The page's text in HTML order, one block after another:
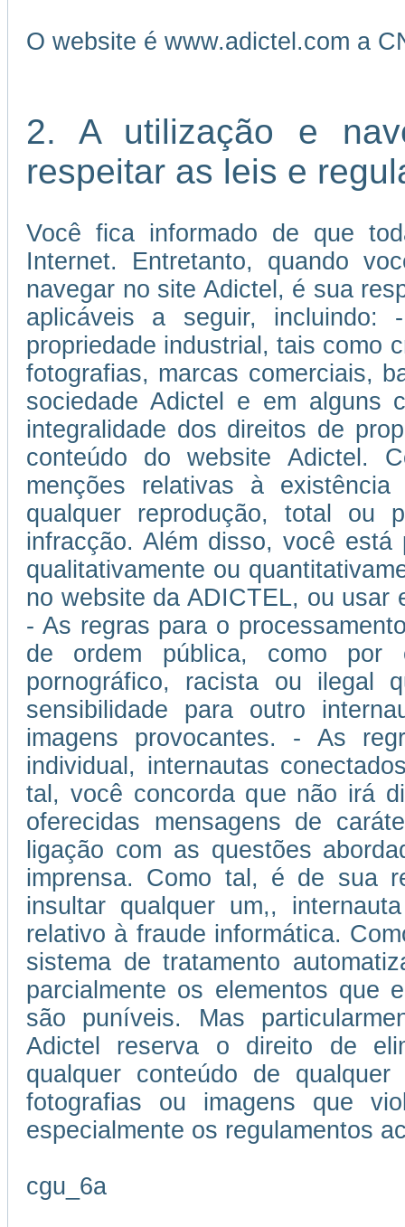
O website é www.adictel.com a
2. A utilização e
respeitar as leis e
Você fica informado de que
Internet. Entretanto, quando
navegar no site Adictel, é sua
aplicáveis a seguir,
propriedade industrial, tais como
fotografias, marcas comerciais,
sociedade Adictel e em alguns
integralidade dos direitos de
conteúdo do website Adictel.
menções relativas à
qualquer reprodução, total ou
infracção. Além disso, você
qualitativamente ou
no website da ADICTEL, ou usar
- As regras para o
de ordem pública, como por
pornográfico, racista ou ilegal
sensibilidade para outro
imagens provocantes. - As
individual, internautas
tal, você concorda que não irá
oferecidas mensagens de
ligação com as questões
imprensa. Como tal, é de sua
insultar qualquer um,,
relativo à fraude informática.
sistema de tratamento
parcialmente os elementos que
são puníveis. Mas
Adictel reserva o direito de
qualquer conteúdo de
fotografias ou imagens que
especialmente os regulamentos
cgu_6a